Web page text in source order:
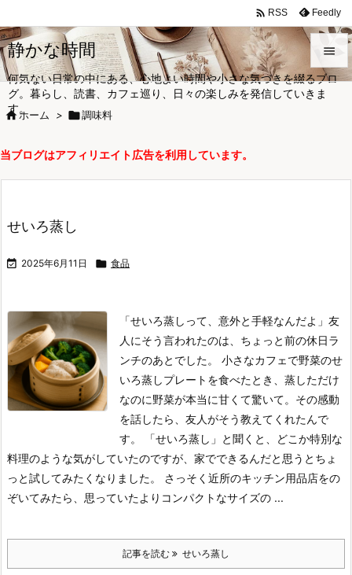
静かな時間
何気ない日常の中にある、心地よい時間や小さな気づきを綴るブロ
グ。暮らし、読書、カフェ巡り、日々の楽しみを発信していきま
す。


メニュ
前へ
 RSS Feedly
ホーム > 調味料
当ブログはアフィリエイト広告を利用しています。
せいろ蒸し
 2025年6月11日  食品
「せいろ蒸しって、意外と手軽なんだよ」 友
人にそう言われたのは、ちょっと前の休日ラ
ンチのあとでした。
小さなカフェで野菜のせ
いろ蒸しプレートを食べたとき、蒸しただけ
なのに野菜が本当に甘くて驚いて。 その感動
を話したら、友人がそう教えてくれたんで
す。
「せいろ蒸し」と聞くと、どこか特別な
料理のような気がしていたのですが、家でできるんだと思うとちょ
っと試してみたくなりました。
さっそく近所のキッチン用品店をの
ぞいてみたら、思っていたよりコンパクトなサイズの ...
記事を読む せいろ蒸し